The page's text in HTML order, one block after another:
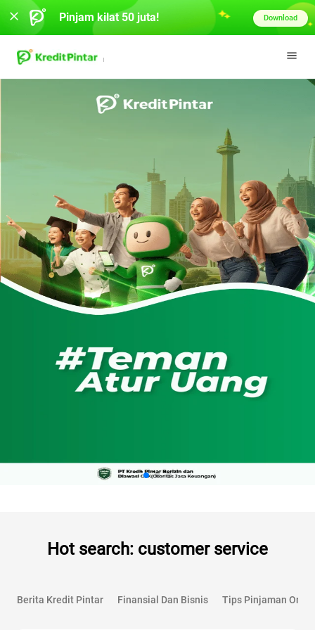
Hot search: customer service
Berita Kredit Pintar Finansial Dan Bisnis Tips Pinjaman
Pinjam kilat 50 juta! Download